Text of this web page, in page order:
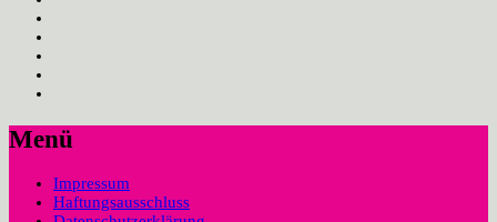
Menü
Impressum
Haftungsausschluss